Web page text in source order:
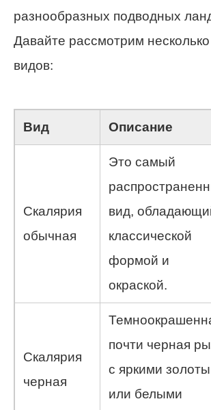
разнообразных подводных
Давайте рассмотрим
видов:
Вид Описание
Скалярия
обычная
Это самый
вид,
классической
формой и
окраской.
Скалярия
черная
почти черная
с яркими
или белыми